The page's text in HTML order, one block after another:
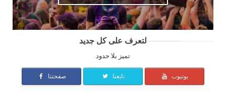
لتعرف على كل جديد
تميز بلا حدود
صفحتنا تابعنا يوتيوب